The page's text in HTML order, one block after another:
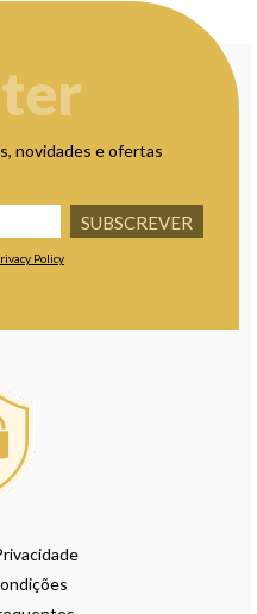
novidades e ofertas
SUBSCREVER
Policy